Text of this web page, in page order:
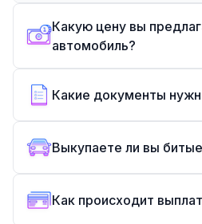
Какую цену вы
автомобиль?
Какие документы
Выкупаете ли вы
Как происходит